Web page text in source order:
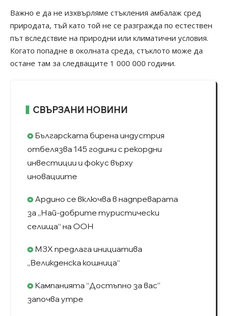
Важно е да не изхвърляме стъкления амбалаж сред
природата, тъй като той не се разгражда по естествен
път вследствие на природни или климатични условия.
Когато попадне в околната среда, стъклото може да
остане там за следващите 1 000 000 години.
СВЪРЗАНИ НОВИНИ
Българската бирена индустрия
отбелязва 145 години с рекордни
инвестиции и фокус върху
иновациите
Ардино се включва в надпреварата
за „Най-добрите туристически
селища“ на ООН
МЗХ предлага инициатива
„Великденска кошница“
Кампанията “Достъпно за вас”
започва утре